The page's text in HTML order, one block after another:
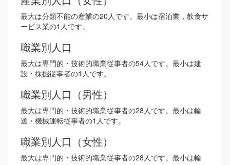
最大は分類不能の産業の20人です。最小は宿泊業，飲食サ
ービス業の1人です。
職業別人口
最大は専門的・技術的職業従事者の54人です。最小は建
設・採掘従事者の1人です。
職業別人口（男性）
最大は専門的・技術的職業従事者の28人です。最小は輸
送・機械運転従事者の1人です。
職業別人口（女性）
最大は専門的・技術的職業従事者の28人です。最小は輸